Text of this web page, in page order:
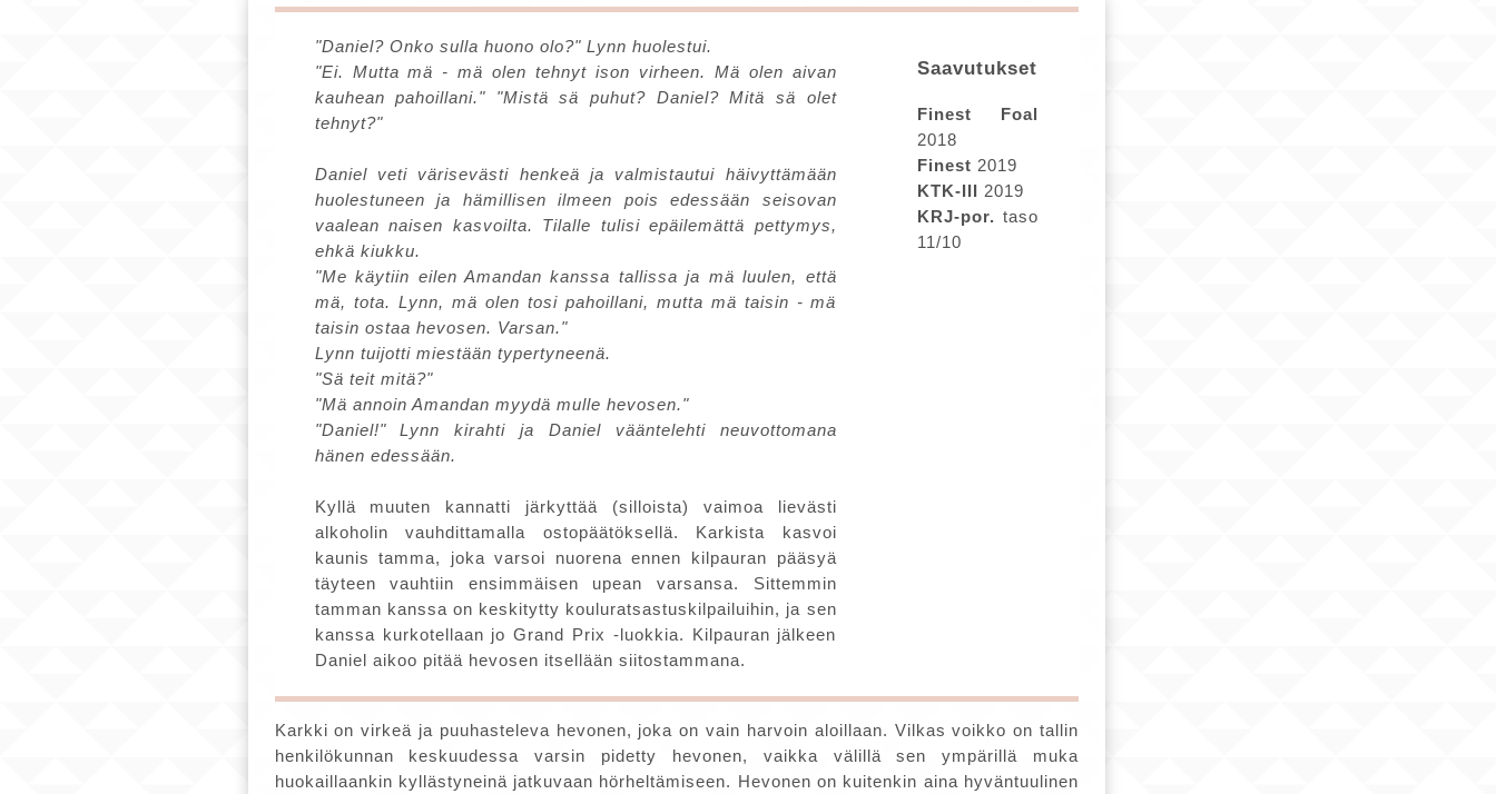
"Daniel? Onko sulla huono olo?" Lynn huolestui.
"Ei. Mutta mä - mä olen tehnyt ison virheen. Mä olen aivan
kauhean pahoillani." "Mistä sä puhut? Daniel? Mitä sä olet
tehnyt?"
Daniel veti värisevästi henkeä ja valmistautui häivyttämään
huolestuneen ja hämillisen ilmeen pois edessään seisovan
vaalean naisen kasvoilta. Tilalle tulisi epäilemättä pettymys,
ehkä kiukku.
"Me käytiin eilen Amandan kanssa tallissa ja mä luulen, että
mä, tota. Lynn, mä olen tosi pahoillani, mutta mä taisin - mä
taisin ostaa hevosen. Varsan."
Lynn tuijotti miestään typertyneenä.
"Sä teit mitä?"
"Mä annoin Amandan myydä mulle hevosen."
"Daniel!" Lynn kirahti ja Daniel vääntelehti neuvottomana
hänen edessään.
Kyllä muuten kannatti järkyttää (silloista) vaimoa lievästi
alkoholin vauhdittamalla ostopäätöksellä. Karkista kasvoi
kaunis tamma, joka varsoi nuorena ennen kilpauran pääsyä
täyteen vauhtiin ensimmäisen upean varsansa. Sittemmin
tamman kanssa on keskitytty kouluratsastuskilpailuihin, ja sen
kanssa kurkotellaan jo Grand Prix -luokkia. Kilpauran jälkeen
Daniel aikoo pitää hevosen itsellään siitostammana.
Saavutukset
Finest Foal
2018
Finest 2019
KTK-III
2019
KRJ-por. taso
11/10
Karkki on virkeä ja puuhasteleva hevonen, joka on vain harvoin aloillaan. Vilkas voikko on tallin
henkilökunnan keskuudessa varsin pidetty hevonen, vaikka välillä sen ympärillä muka
huokaillaankin kyllästyneinä jatkuvaan hörheltämiseen. Hevonen on kuitenkin aina hyväntuulinen